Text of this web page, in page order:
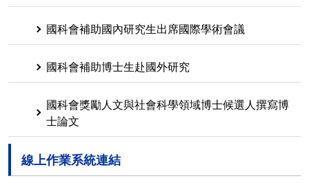
國科會補助國內研究生出席國際學術會議
國科會補助博士生赴國外研究
國科會獎勵人文與社會科學領域博士候選人撰寫博
士論文
線上作業系統連結